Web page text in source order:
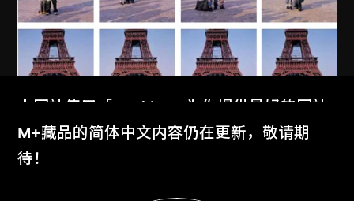
MAP Office
本网站使用「Cookies」为你提供最好的网站
体验。
了解更多
M+藏品的简体中文内容仍在更新，敬请期
待！